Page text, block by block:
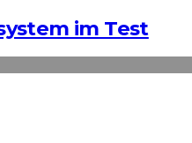
im Test